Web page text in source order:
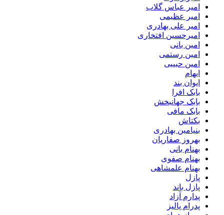
امیر عباس گلاب
امیر عظیمی
امیر علی بهادری
امیرحسین افتخاری
امین بانی
امین رستمی
امین حبیبی
ایهام
ایوان بند
بابک افرا
بابک جهانبخش
بابک مافی
بکتاش
بنیامین بهادری
بهروز صفاریان
بهنام بانی
بهنام صفوی
بهنام علمشاهی
پازل
پازل باند
پدارم آزاد
پدرام پالیز